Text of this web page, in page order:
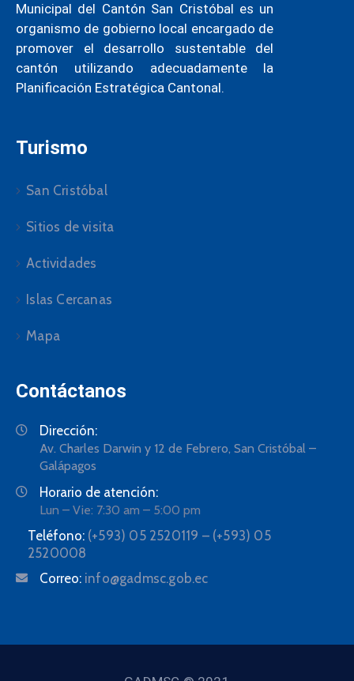
Municipal del Cantón San Cristóbal es un
organismo de gobierno local encargado de
promover el desarrollo sustentable del
cantón utilizando adecuadamente la
Planificación Estratégica Cantonal.
Turismo
San Cristóbal
Sitios de visita
Actividades
Islas Cercanas
Mapa
Contáctanos
Dirección:
Av. Charles Darwin y 12 de Febrero, San Cristóbal –
Galápagos
Horario de atención:
Lun – Vie: 7:30 am – 5:00 pm
Teléfono: (+593) 05 2520119 – (+593) 05
2520008
Correo: info@gadmsc.gob.ec